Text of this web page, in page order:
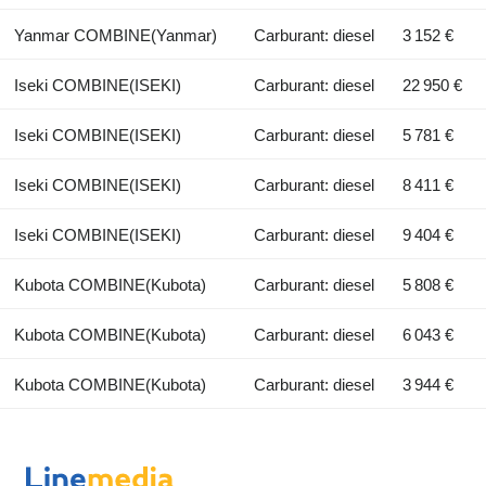
Yanmar COMBINE(Yanmar) Carburant: diesel 3 152 €
Iseki COMBINE(ISEKI) Carburant: diesel 22 950 €
Iseki COMBINE(ISEKI) Carburant: diesel 5 781 €
Iseki COMBINE(ISEKI) Carburant: diesel 8 411 €
Iseki COMBINE(ISEKI) Carburant: diesel 9 404 €
Kubota COMBINE(Kubota) Carburant: diesel 5 808 €
Kubota COMBINE(Kubota) Carburant: diesel 6 043 €
Kubota COMBINE(Kubota) Carburant: diesel 3 944 €